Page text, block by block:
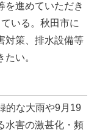
を進めていただき
いる。秋⽥市に
対策、排⽔設備等
い。
的な大雨や9月19
水害の激甚化・頻